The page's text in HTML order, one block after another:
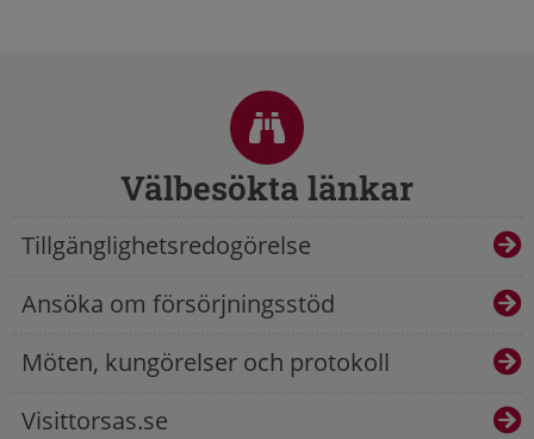
Välbesökta länkar
Tillgänglighetsredogörelse
Ansöka om försörjningsstöd
Möten, kungörelser och protokoll
Visittorsas.se